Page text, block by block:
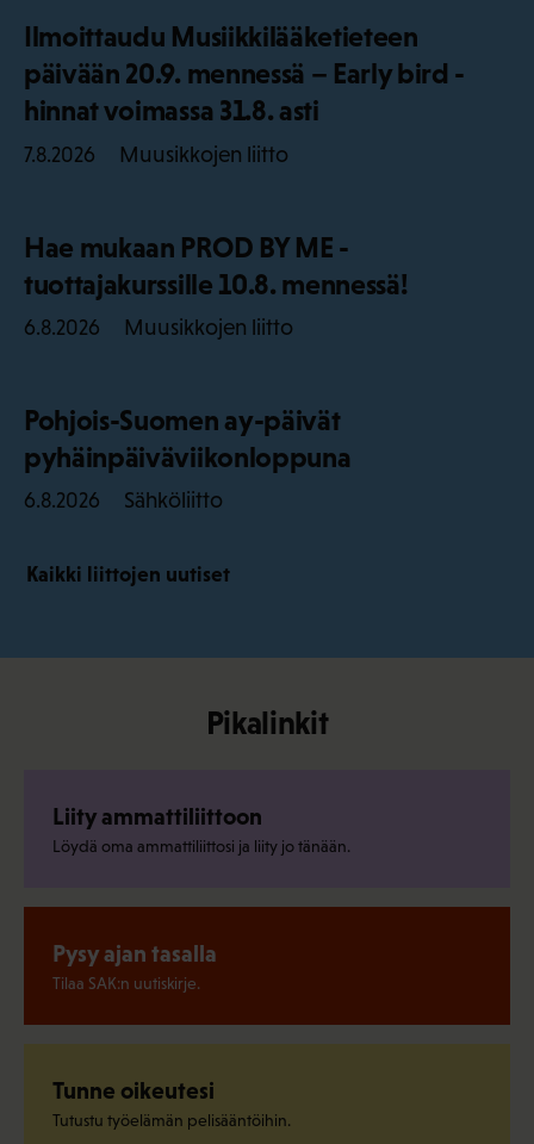
Ilmoittaudu Musiikkilääketieteen
päivään 20.9. mennessä – Early bird -
hinnat voimassa 31.8. asti
7.8.2026 Muusikkojen liitto
Hae mukaan PROD BY ME -
tuottajakurssille 10.8. mennessä!
6.8.2026 Muusikkojen liitto
Pohjois-Suomen ay-päivät
pyhäinpäiväviikonloppuna
6.8.2026 Sähköliitto
Kaikki liittojen uutiset
Pikalinkit
Liity ammattiliittoon
Löydä oma ammattiliittosi ja liity jo tänään.
Pysy ajan tasalla
Tilaa SAK:n uutiskirje.
Tunne oikeutesi
Tutustu työelämän pelisääntöihin.